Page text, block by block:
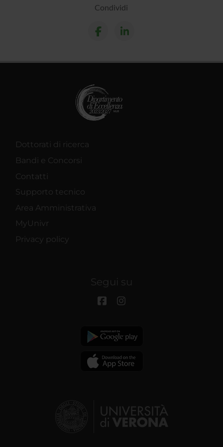
Condividi
Dottorati di ricerca
Bandi e Concorsi
Contatti
Supporto tecnico
Area Amministrativa
MyUnivr
Privacy policy
Segui su